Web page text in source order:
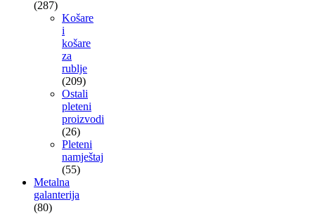
(287)
Košare
i
košare
za
rublje
(209)
Ostali
pleteni
proizvodi
(26)
Pleteni
namještaj
(55)
Metalna
galanterija
(80)